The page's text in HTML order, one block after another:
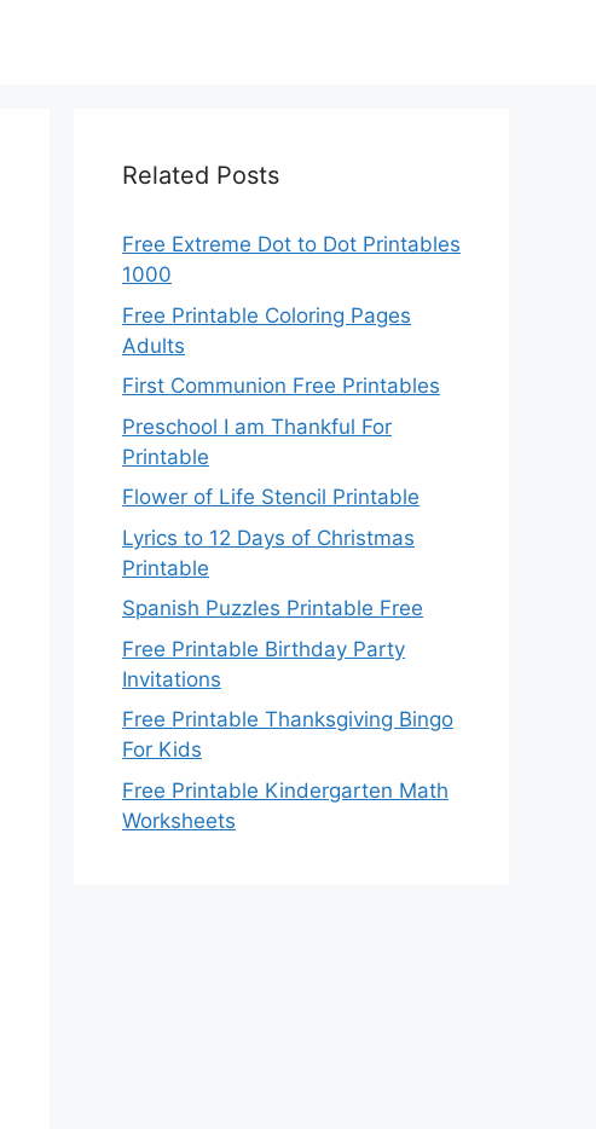
Related Posts
Free Extreme Dot to Dot Printables
1000
Free Printable Coloring Pages
Adults
First Communion Free Printables
Preschool I am Thankful For
Printable
Flower of Life Stencil Printable
Lyrics to 12 Days of Christmas
Printable
Spanish Puzzles Printable Free
Free Printable Birthday Party
Invitations
Free Printable Thanksgiving Bingo
For Kids
Free Printable Kindergarten Math
Worksheets